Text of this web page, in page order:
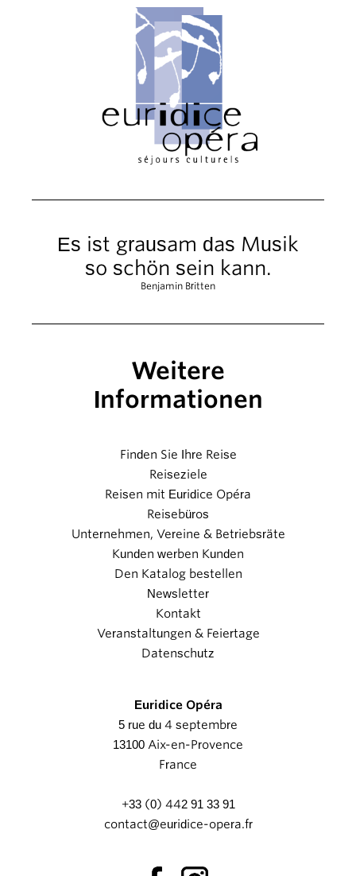
Es ist grausam das Musik
so schön sein kann.
Benjamin Britten
Weitere
Informationen
Finden Sie Ihre Reise
Reiseziele
Reisen mit Euridice Opéra
Reisebüros
Unternehmen, Vereine & Betriebsräte
Kunden werben Kunden
Den Katalog bestellen
Newsletter
Kontakt
Veranstaltungen & Feiertage
Datenschutz
Euridice Opéra
5 rue du 4 septembre
13100 Aix-en-Provence
France
+33 (0) 442 91 33 91
contact@euridice-opera.fr